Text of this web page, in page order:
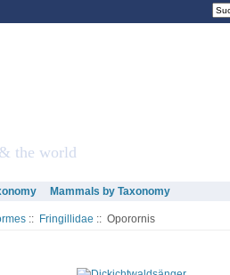
the world
Mammals by Taxonomy
:: Fringillidae :: Oporornis